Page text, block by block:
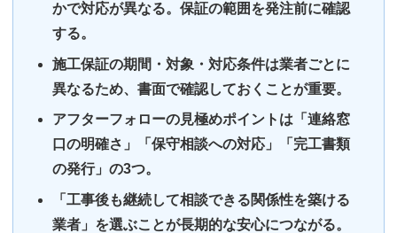
かで対応が異なる。保証の範囲を発注前に確認
する。
施工保証の期間・対象・対応条件は業者ごとに
異なるため、書面で確認しておくことが重要。
アフターフォローの見極めポイントは「連絡窓
口の明確さ」「保守相談への対応」「完工書類
の発行」の3つ。
「工事後も継続して相談できる関係性を築ける
業者」を選ぶことが長期的な安心につながる。